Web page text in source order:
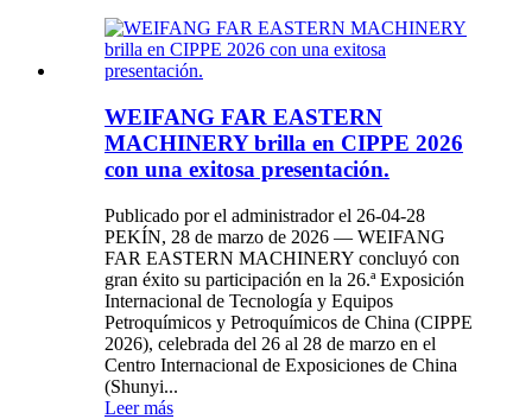
WEIFANG FAR EASTERN
MACHINERY brilla en CIPPE 2026
con una exitosa presentación.
Publicado por el administrador el 26-04-28
PEKÍN, 28 de marzo de 2026 — WEIFANG
FAR EASTERN MACHINERY concluyó con
gran éxito su participación en la 26.ª Exposición
Internacional de Tecnología y Equipos
Petroquímicos y Petroquímicos de China (CIPPE
2026), celebrada del 26 al 28 de marzo en el
Centro Internacional de Exposiciones de China
(Shunyi...
Leer más